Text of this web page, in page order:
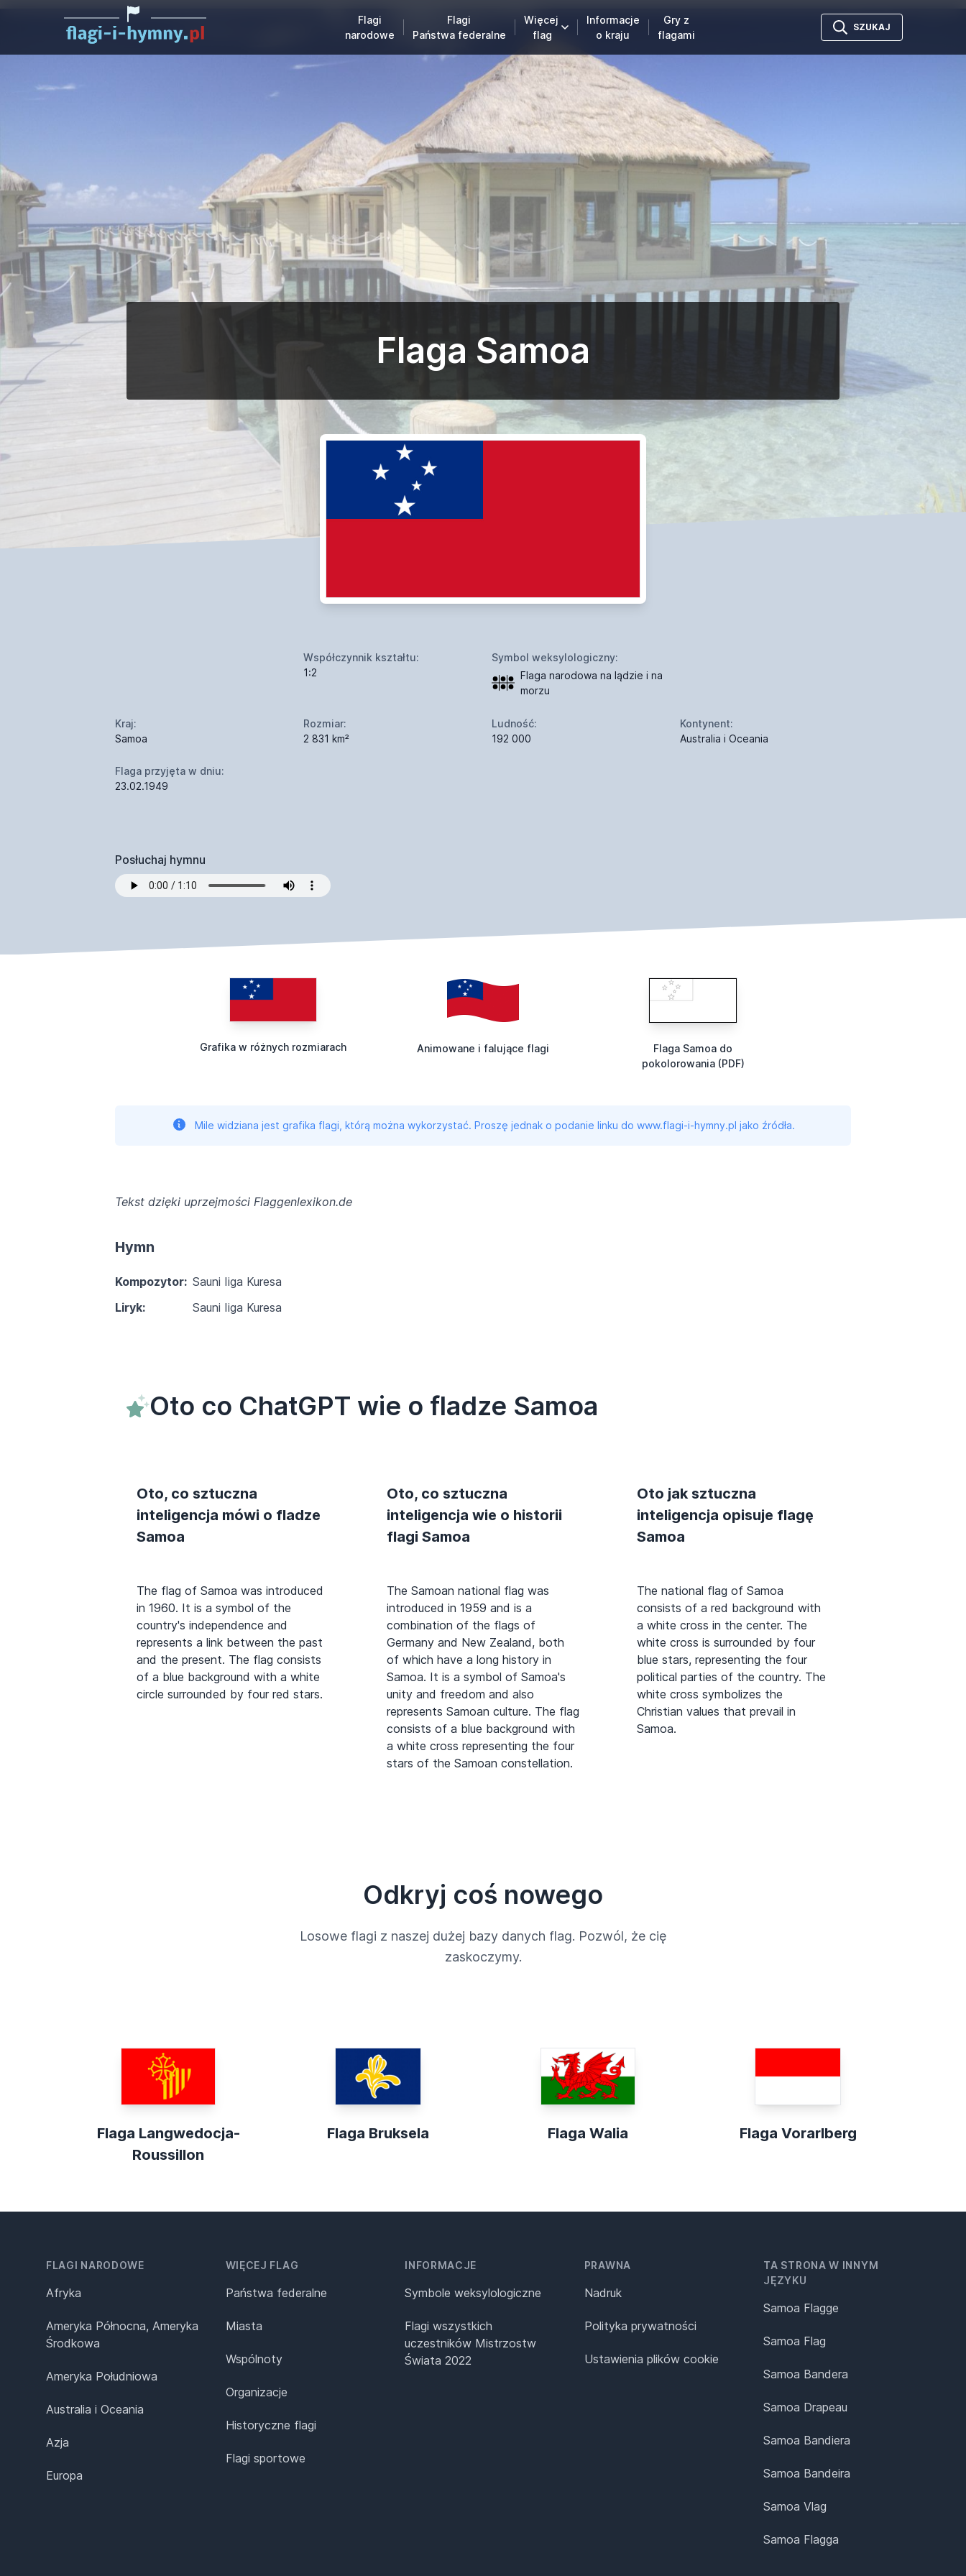
Flagi
narodowe
Flagi
Państwa federalne
Więcej
flag
Informacje
o kraju
Gry z
flagami
SZUKAJ
Flaga Samoa
Współczynnik kształtu:
1:2
Symbol weksylologiczny:
Flaga narodowa na lądzie i na
morzu
Kraj:
Samoa
Rozmiar:
2 831 km²
Ludność:
192 000
Kontynent:
Australia i Oceania
Flaga przyjęta w dniu:
23.02.1949
Posłuchaj hymnu
Grafika w różnych rozmiarach Animowane i falujące flagi
Flaga Samoa do
pokolorowania (PDF)
Mile widziana jest grafika flagi, którą można wykorzystać. Proszę jednak o podanie linku do www.flagi-i-hymny.pl jako źródła.
Tekst dzięki uprzejmości Flaggenlexikon.de
Hymn
Kompozytor: Sauni Iiga Kuresa
Liryk:
Sauni Iiga Kuresa
Oto co ChatGPT wie o fladze Samoa
Oto, co sztuczna
inteligencja mówi o fladze
Samoa
The flag of Samoa was introduced
in 1960. It is a symbol of the
country's independence and
represents a link between the past
and the present. The flag consists
of a blue background with a white
circle surrounded by four red stars.
Oto, co sztuczna
inteligencja wie o historii
flagi Samoa
The Samoan national flag was
introduced in 1959 and is a
combination of the flags of
Germany and New Zealand, both
of which have a long history in
Samoa. It is a symbol of Samoa's
unity and freedom and also
represents Samoan culture. The flag
consists of a blue background with
a white cross representing the four
stars of the Samoan constellation.
Oto jak sztuczna
inteligencja opisuje flagę
Samoa
The national flag of Samoa
consists of a red background with
a white cross in the center. The
white cross is surrounded by four
blue stars, representing the four
political parties of the country. The
white cross symbolizes the
Christian values that prevail in
Samoa.
Odkryj coś nowego
Losowe flagi z naszej dużej bazy danych flag. Pozwól, że cię
zaskoczymy.
Flaga Langwedocja-
Roussillon
Flaga Bruksela Flaga Walia Flaga Vorarlberg
FLAGI NARODOWE
Afryka
Ameryka Północna, Ameryka
Środkowa
Ameryka Południowa
Australia i Oceania
Azja
Europa
WIĘCEJ FLAG
Państwa federalne
Miasta
Wspólnoty
Organizacje
Historyczne flagi
Flagi sportowe
INFORMACJE
Symbole weksylologiczne
Flagi wszystkich
uczestników Mistrzostw
Świata 2022
PRAWNA
Nadruk
Polityka prywatności
Ustawienia plików cookie
TA STRONA W INNYM
JĘZYKU
Samoa Flagge
Samoa Flag
Samoa Bandera
Samoa Drapeau
Samoa Bandiera
Samoa Bandeira
Samoa Vlag
Samoa Flagga